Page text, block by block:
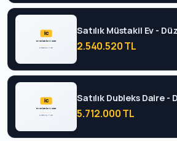
Satılık Müstakil Ev -
2.540.520 TL
Satılık Dubleks Daire -
5.712.000 TL